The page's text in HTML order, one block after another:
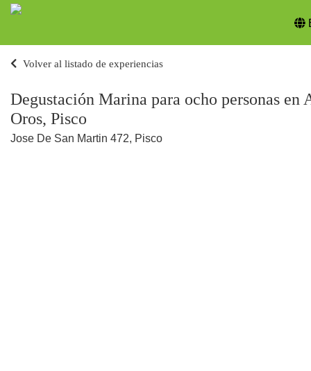
Volver al listado de experiencias
Degustación Marina para ocho personas en
Oros, Pisco
Jose De San Martin 472, Pisco